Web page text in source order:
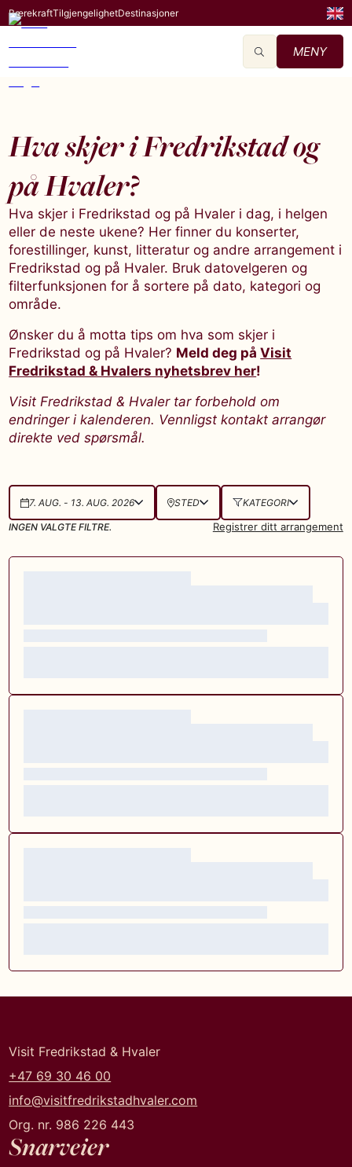
BærekraftTilgjengelighetDestinasjoner
MENY
Hva skjer i Fredrikstad og
på Hvaler?
Hva skjer i Fredrikstad og på Hvaler i dag, i helgen
eller de neste ukene? Her finner du konserter,
forestillinger, kunst, litteratur og andre arrangement i
Fredrikstad og på Hvaler. Bruk datovelgeren og
filterfunksjonen for å sortere på dato, kategori og
område.
Ønsker du å motta tips om hva som skjer i
Fredrikstad og på Hvaler? Meld deg påVisit
Fredrikstad & Hvalers nyhetsbrev her!
Visit Fredrikstad & Hvaler tar forbehold om
endringer i kalenderen. Vennligst kontakt arrangør
direkte ved spørsmål.
7. AUG. - 13. AUG. 2026 STED KATEGORI
INGEN VALGTE FILTRE. Registrer ditt arrangement
Visit Fredrikstad & Hvaler
+47 69 30 46 00
info@visitfredrikstadhvaler.com
Org. nr. 986 226 443
Snarveier